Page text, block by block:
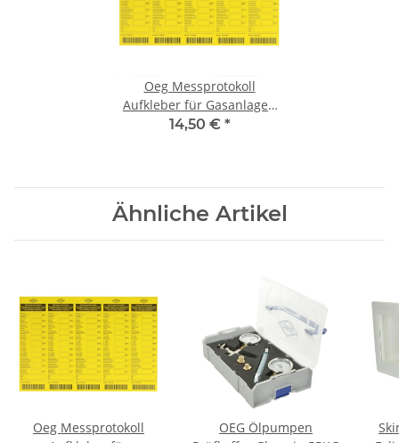
Oeg Messprotokoll
Aufkleber für Gasanlagen
VPE 100 Stk
14,50 € *
Ähnliche Artikel
Oeg Messprotokoll
OEG Ölpumpen